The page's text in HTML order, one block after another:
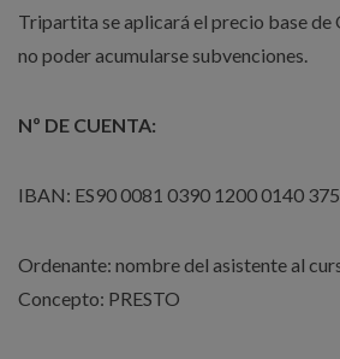
Tripartita se aplicará el precio base de
no poder acumularse subvenciones.
Nº DE CUENTA:
IBAN: ES90 0081 0390 1200 0140
Ordenante: nombre del asistente al
Concepto: PRESTO